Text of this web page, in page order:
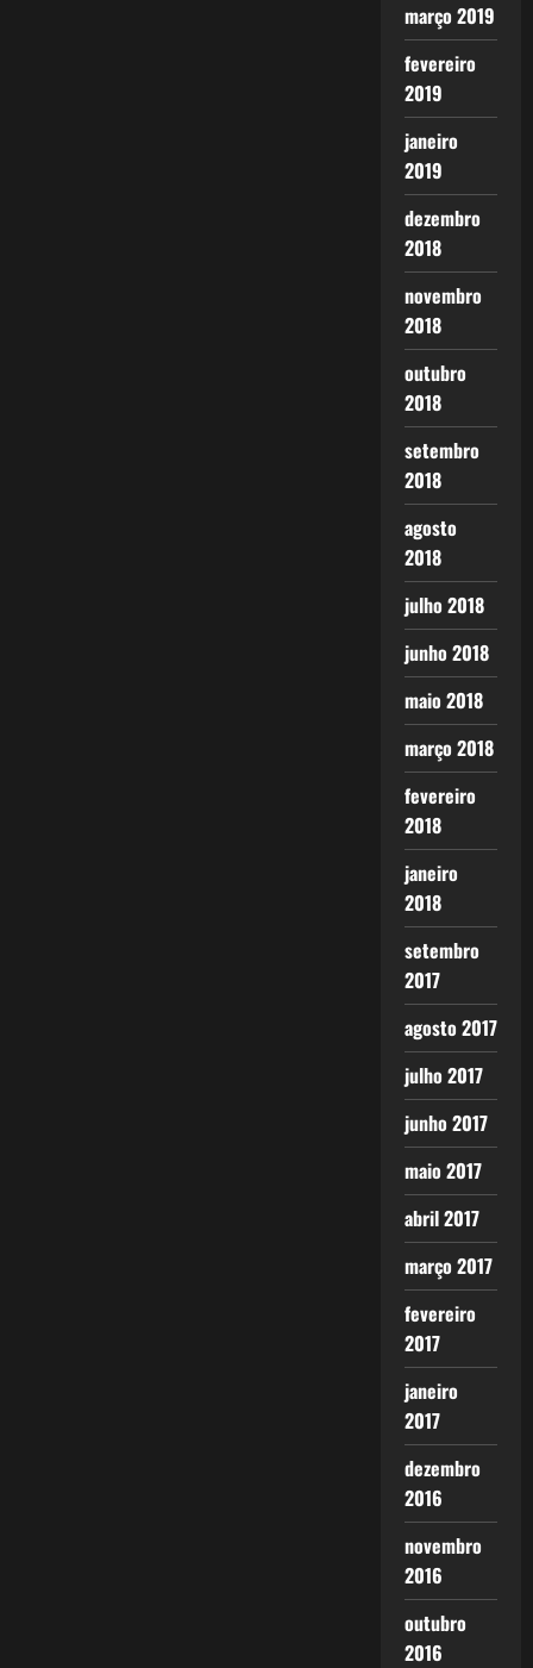
março 2019
fevereiro
2019
janeiro
2019
dezembro
2018
novembro
2018
outubro
2018
setembro
2018
agosto
2018
julho 2018
junho 2018
maio 2018
março 2018
fevereiro
2018
janeiro
2018
setembro
2017
agosto 2017
julho 2017
junho 2017
maio 2017
abril 2017
março 2017
fevereiro
2017
janeiro
2017
dezembro
2016
novembro
2016
outubro
2016